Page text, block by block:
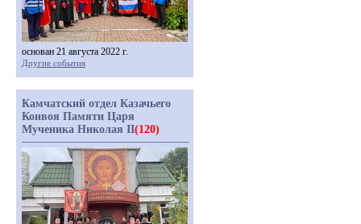
основан 21 августа 2022 г.
Другие события
Камчатский отдел Казачьего
Конвоя Памяти Царя
Мученика Николая II(120)